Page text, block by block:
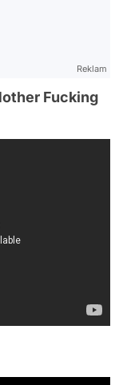
Reklam
Fucking